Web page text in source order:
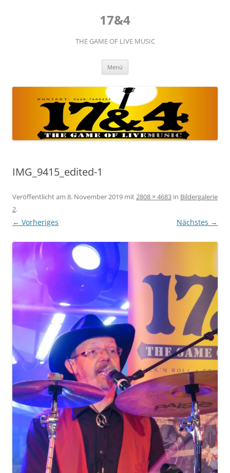
17&4
THE GAME OF LIVE MUSIC
Menü
IMG_9415_edited-1
Veröffentlicht am 8. November 2019 mit2808 × 4683 in Bildergalerie
2.
← Vorheriges Nächstes →